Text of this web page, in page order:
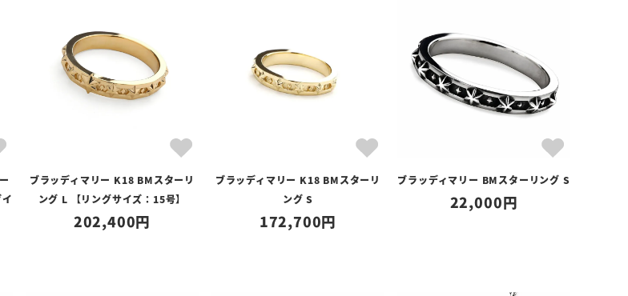
ブラッディマリー K18 BMスターリ
ング L 【リングサイズ：15号】
202,400
ブラッディマリー K18 BMスターリ
ング S
172,700
ブラッディマリー BMスターリング S
22,000